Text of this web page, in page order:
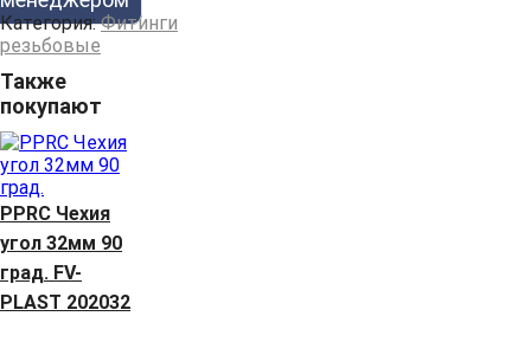
Категория:Фитинги
резьбовые
Также
покупают
РРRC Чехия
угол 32мм 90
град. FV-
PLAST 202032